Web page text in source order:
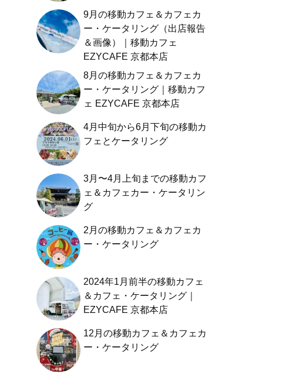
9月の移動カフェ＆カフェカ
ー・ケータリング（出店報告
＆画像）｜移動カフェ
EZYCAFE 京都本店
8月の移動カフェ＆カフェカ
ー・ケータリング｜移動カフ
ェ EZYCAFE 京都本店
4月中旬から6月下旬の移動カ
フェとケータリング
3月〜4月上旬までの移動カフ
ェ＆カフェカー・ケータリン
グ
2月の移動カフェ＆カフェカ
ー・ケータリング
2024年1月前半の移動カフェ
＆カフェ・ケータリング｜
EZYCAFE 京都本店
12月の移動カフェ＆カフェカ
ー・ケータリング